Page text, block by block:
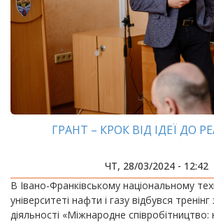
ГРАНТ – КРОК ВІД ІДЕЇ ДО
ЧТ, 28/03/2024 - 12:42
В Івано-Франківському національному
університеті нафти і газу відбувся
діяльності «Міжнародне